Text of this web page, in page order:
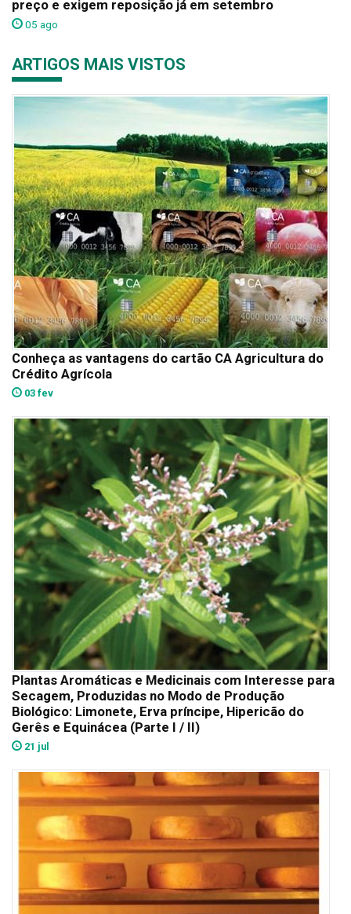
preço e exigem reposição já em setembro
05 ago
ARTIGOS MAIS VISTOS
Conheça as vantagens do cartão CA Agricultura do
Crédito Agrícola
03 fev
Plantas Aromáticas e Medicinais com Interesse para
Secagem, Produzidas no Modo de Produção
Biológico: Limonete, Erva príncipe, Hipericão do
Gerês e Equinácea (Parte I / II)
21 jul